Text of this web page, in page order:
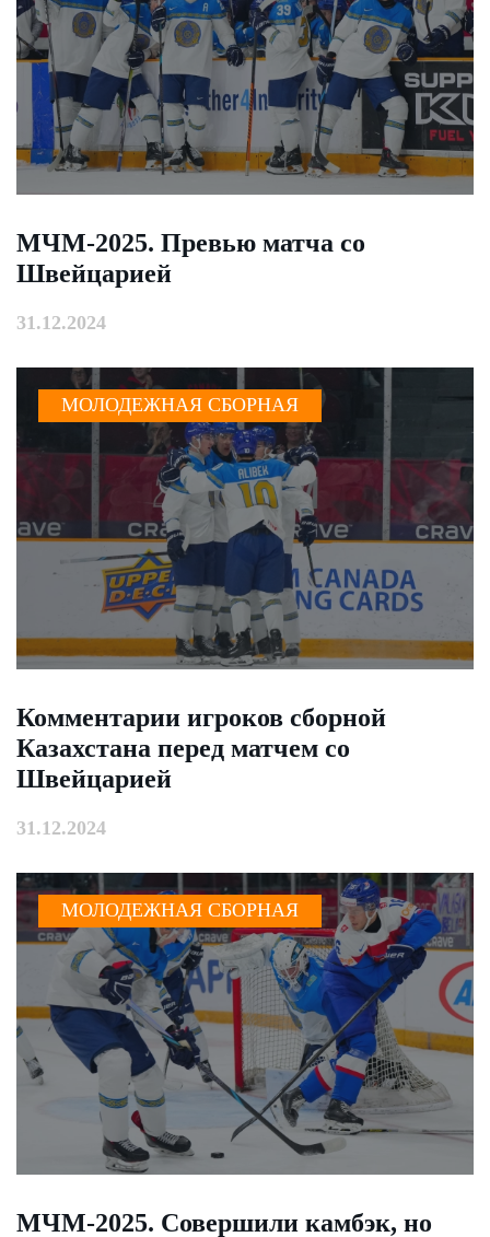
МЧМ-2025. Превью матча со
Швейцарией
31.12.2024
МОЛОДЕЖНАЯ СБОРНАЯ
Комментарии игроков сборной
Казахстана перед матчем со
Швейцарией
31.12.2024
МОЛОДЕЖНАЯ СБОРНАЯ
МЧМ-2025. Совершили камбэк, но